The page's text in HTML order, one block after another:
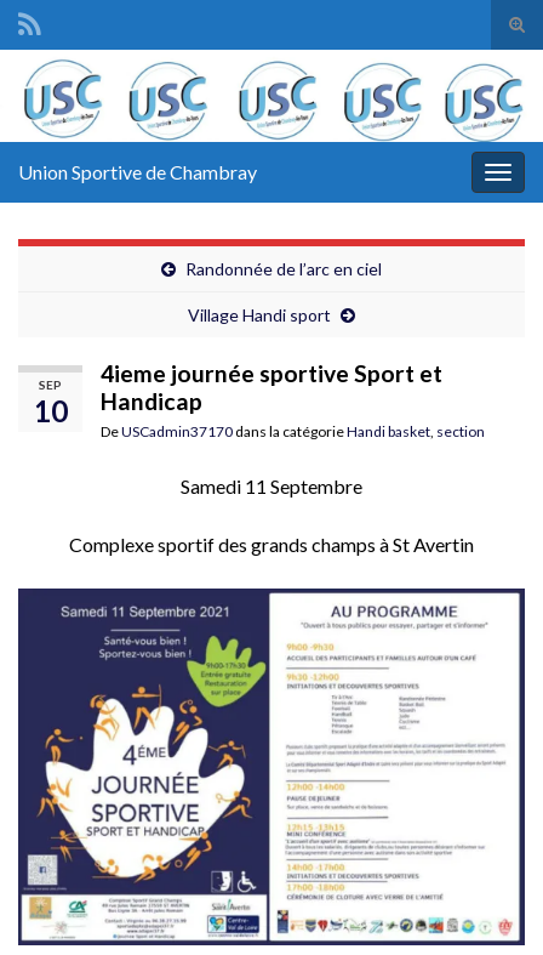
Search for:
Union Sportive de Chambray
Randonnée de l’arc en ciel
Village Handi sport
SEP
10
4ieme journée sportive Sport et
Handicap
DeUSCadmin37170 dans la catégorieHandi basket section
Samedi 11 Septembre
Complexe sportif des grands champs à St Avertin